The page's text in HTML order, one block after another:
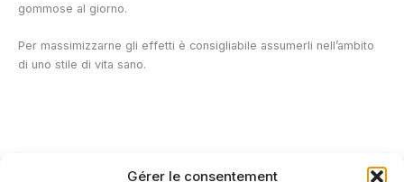
Gérer le consentement
gommose al giorno.
Per massimizzarne gli effetti è consigliabile assumerli nell’ambito
di uno stile di vita sano.